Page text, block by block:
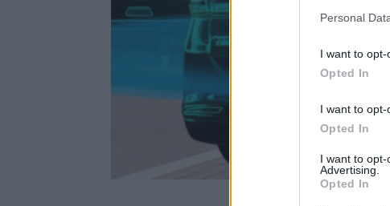
Personal
I want to opt-
Opted In
I want to opt-
Opted In
I want to
Advertising.
Opted In